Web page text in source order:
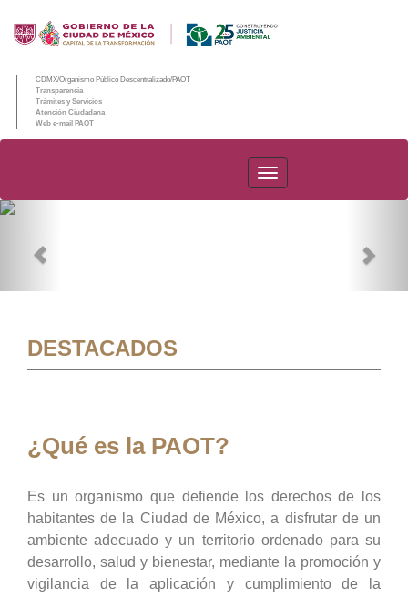
CDMX/Organismo Público Descentralizado/PAOT
Transparencia
Trámites y Servicios
Atención Ciudadana
Web e-mail PAOT
PAOT
DESTACADOS
¿Qué es la PAOT?
Es un organismo que defiende los derechos de los
habitantes de la Ciudad de México, a disfrutar de un
ambiente adecuado y un territorio ordenado para su
desarrollo, salud y bienestar, mediante la promoción y
vigilancia de la aplicación y cumplimiento de la